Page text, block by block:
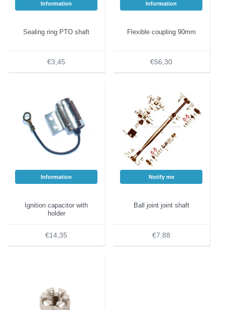
Information
Sealing ring PTO shaft
€3,45
Information
Flexible coupling 90mm
€56,30
Information
Ignition capacitor with
holder
€14,35
Notify me
Ball joint joint shaft
€7,88